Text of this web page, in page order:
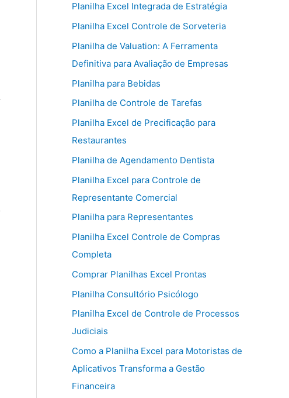
Planilha Excel Integrada de Estratégia
Planilha Excel Controle de Sorveteria
Planilha de Valuation: A Ferramenta
Definitiva para Avaliação de Empresas
Planilha para Bebidas
Planilha de Controle de Tarefas
Planilha Excel de Precificação para
Restaurantes
Planilha de Agendamento Dentista
Planilha Excel para Controle de
Representante Comercial
Planilha para Representantes
Planilha Excel Controle de Compras
Completa
Comprar Planilhas Excel Prontas
Planilha Consultório Psicólogo
Planilha Excel de Controle de Processos
Judiciais
Como a Planilha Excel para Motoristas de
Aplicativos Transforma a Gestão
Financeira